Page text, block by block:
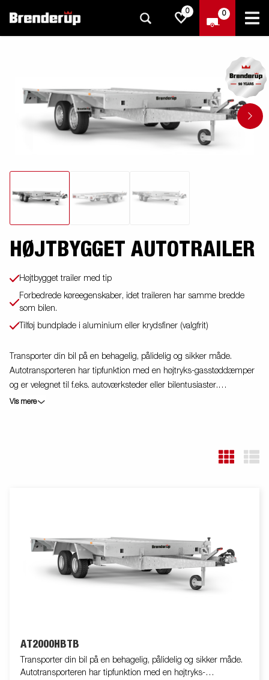
0 0
HØJTBYGGET AUTOTRAILER
Højtbygget trailer med tip
Forbedrede køreegenskaber, idet traileren har samme bredde
som bilen.
Tilføj bundplade i aluminium eller krydsfiner (valgfrit)
Transporter din bil på en behagelig, pålidelig og sikker måde.
Autotransporteren har tipfunktion med en højtryks-gasstøddæmper
og er velegnet til f.eks. autoværksteder eller bilentusiaster.
Kombinationen af tip og rampe (inkluderet som standard) giver en
Vis mere
AT2000HBTB
Transporter din bil på en behagelig, pålidelig og sikker måde.
Autotransporteren har tipfunktion med en højtryks-